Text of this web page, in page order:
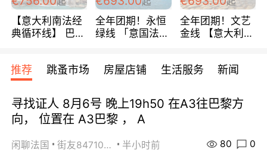
【意大利南法经
典循环线】 巴黎
宾馆 108欧/天起
全程756欧/位
全年团期！永恒
绿线 「意国法
欧/天起 ~包拼房
全年团期！文艺
金线 【意大利一
每周铁发！
推荐 跳蚤市场 房屋店铺 生活服务 新闻
寻找证人 8月6号 晚上19h50 在A3往巴黎方
向， 位置在 A3巴黎 ， A
闲聊法国 街友84710671 半小时前 80 0